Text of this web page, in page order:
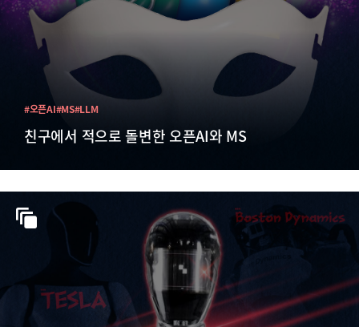
친구에서 적으로 돌변한 오픈AI와 MS
#오픈AI#MS#LLM